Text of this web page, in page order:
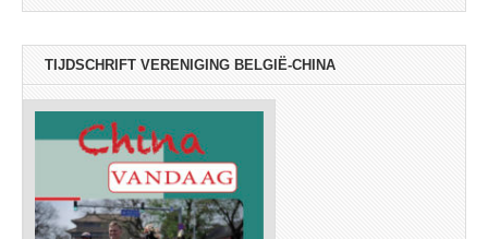
TIJDSCHRIFT VERENIGING BELGIË-CHINA